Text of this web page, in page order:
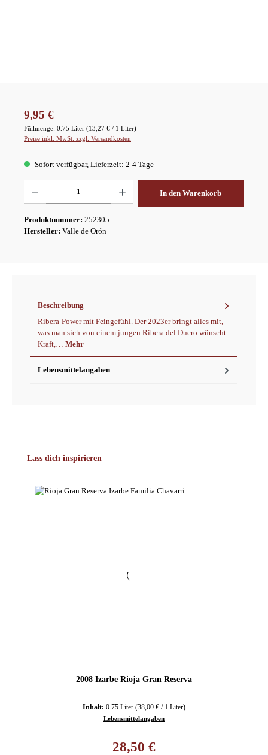
Regulärer Preis:
9,95 €
Füllmenge: 0.75 Liter (13,27 € / 1 Liter)
Preise inkl. MwSt. zzgl. Versandkosten
Sofort verfügbar, Lieferzeit: 2-4 Tage
In den Warenkorb
Produktnummer: 252305
Hersteller: Valle de Orón
Beschreibung
Ribera-Power mit Feingefühl. Der 2023er bringt alles mit,
was man sich von einem jungen Ribera del Duero wünscht:
Kraft,… Mehr
Lebensmittelangaben
Produktgalerie überspringen
Lass dich inspirieren
2008 Izarbe Rioja Gran Reserva
Inhalt: 0.75 Liter (38,00 € / 1 Liter)
Lebensmittelangaben
28,50 €